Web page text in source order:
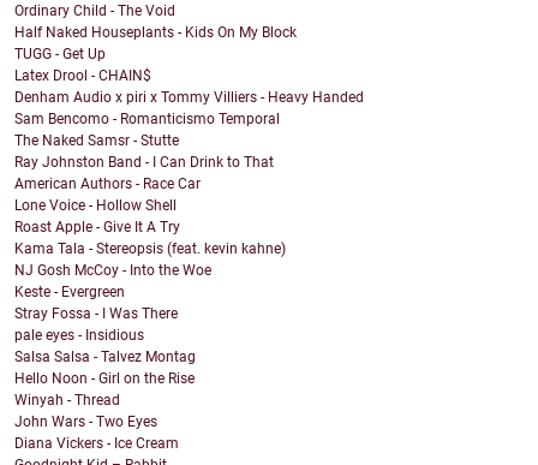
Ordinary Child - The Void
Half Naked Houseplants - Kids On My Block
TUGG - Get Up
Latex Drool - CHAIN$
Denham Audio x piri x Tommy Villiers - Heavy Handed
Sam Bencomo - Romanticismo Temporal
The Naked Samsr - Stutte
Ray Johnston Band - I Can Drink to That
American Authors - Race Car
Lone Voice - Hollow Shell
Roast Apple - Give It A Try
Kama Tala - Stereopsis (feat. kevin kahne)
NJ Gosh McCoy - Into the Woe
Keste - Evergreen
Stray Fossa - I Was There
pale eyes - Insidious
Salsa Salsa - Talvez Montag
Hello Noon - Girl on the Rise
Winyah - Thread
John Wars - Two Eyes
Diana Vickers - Ice Cream